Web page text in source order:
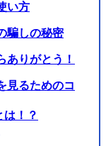
い方
騙しの秘密
りがとう！
るためのコ
！？